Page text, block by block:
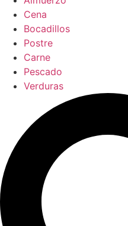
Cena
Bocadillos
Postre
Carne
Pescado
Verduras